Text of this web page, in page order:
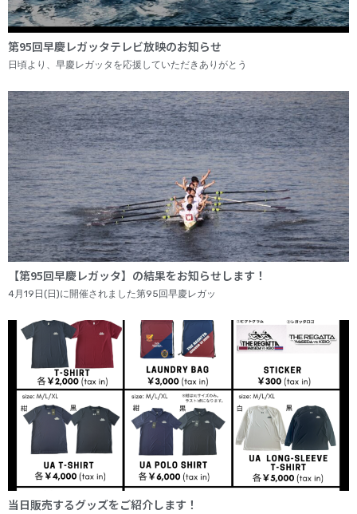
第95回早慶レガッタテレビ放映のお知らせ
日頃より、早慶レガッタを応援していただきありがとう
【第95回早慶レガッタ】の結果をお知らせします！
4月19日(日)に開催されました第95回早慶レガッ
当日販売するグッズをご紹介します！